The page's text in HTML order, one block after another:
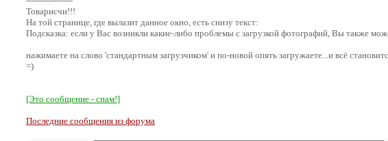
Товарисчи!!!
На той странице, где вылазит данное окно, есть снизу текст:
Подсказка: если у Вас возникли какие-либо проблемы с загрузкой фотографий, Вы также
нажимаете на слово 'стандартным загрузчиком' и по-новой опять загружаете...и всё
=)
[Это сообщение - спам!]
Последние сообщения из форума